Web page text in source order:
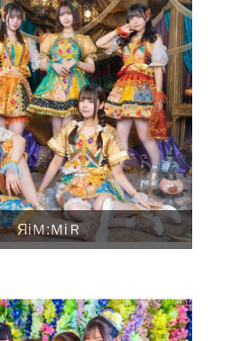
ЯiＭ:ＭiＲ